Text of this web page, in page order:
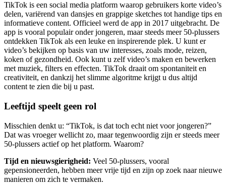
TikTok is een social media platform waarop gebruikers korte video’s
delen, variërend van dansjes en grappige sketches tot handige tips en
informatieve content. Officieel werd de app in 2017 uitgebracht. De
app is vooral populair onder jongeren, maar steeds meer 50-plussers
ontdekken TikTok als een leuke en inspirerende plek. U kunt er
video’s bekijken op basis van uw interesses, zoals mode, reizen,
koken of gezondheid. Ook kunt u zelf video’s maken en bewerken
met muziek, filters en effecten. TikTok draait om spontaniteit en
creativiteit, en dankzij het slimme algoritme krijgt u dus altijd
content te zien die bij u past.
Leeftijd speelt geen rol
Misschien denkt u: “TikTok, is dat toch echt niet voor jongeren?”
Dat was vroeger wellicht zo, maar tegenwoordig zijn er steeds meer
50-plussers actief op het platform. Waarom?
Tijd en nieuwsgierigheid: Veel 50-plussers, vooral
gepensioneerden, hebben meer vrije tijd en zijn op zoek naar nieuwe
manieren om zich te vermaken.